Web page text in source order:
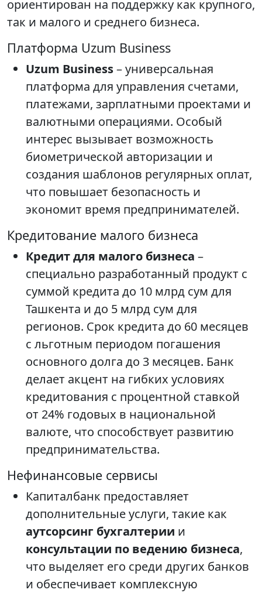
ориентирован на поддержку как крупного,
так и малого и среднего бизнеса.
Платформа Uzum Business
Uzum Business– универсальная
платформа для управления счетами,
платежами, зарплатными проектами и
валютными операциями. Особый
интерес вызывает возможность
биометрической авторизации и
создания шаблонов регулярных оплат,
что повышает безопасность и
экономит время предпринимателей.
Кредитование малого бизнеса
Кредит для малого бизнеса –
специально разработанный продукт с
суммой кредита до 10 млрд сум для
Ташкента и до 5 млрд сум для
регионов. Срок кредита до 60 месяцев
с льготным периодом погашения
основного долга до 3 месяцев. Банк
делает акцент на гибких условиях
кредитования с процентной ставкой
от 24% годовых в национальной
валюте, что способствует развитию
предпринимательства.
Нефинансовые сервисы
Капиталбанк предоставляет
дополнительные услуги, такие как
аутсорсинг бухгалтерии и
консультации по ведению бизнеса,
что выделяет его среди других банков
и обеспечивает комплексную